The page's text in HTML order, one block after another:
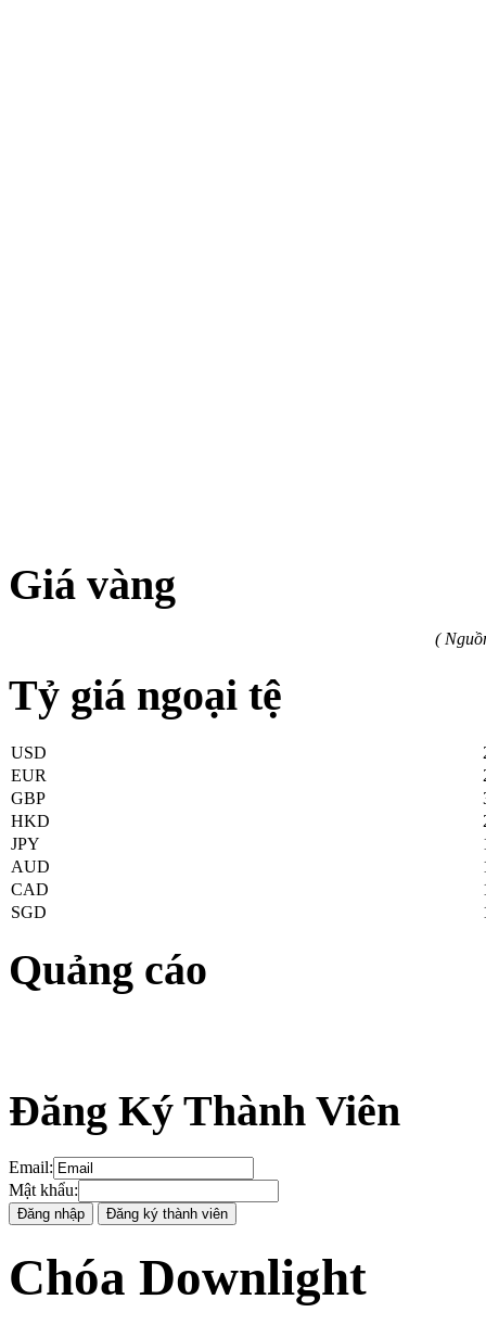
Giá vàng
(
Tỷ giá ngoại tệ
USD
EUR
GBP
HKD
JPY
AUD
CAD
SGD
Quảng cáo
Đăng Ký Thành Viên
Email:
Mật khẩu:
Chóa Downlight